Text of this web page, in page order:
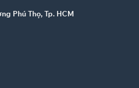
Phú Thọ, Tp. HCM